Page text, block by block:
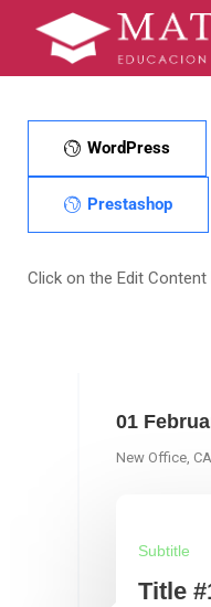
WordPress
Prestashop
Click on the Edit
Subtitle
Title
01
New Office, CA